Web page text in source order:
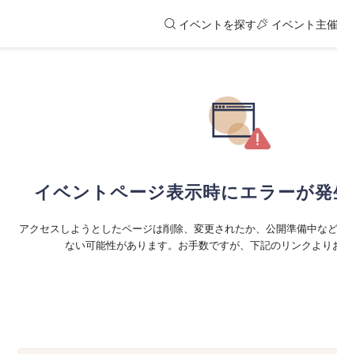
イベントを探す イベント主
イベントページ表示時にエラーが発
アクセスしようとしたページは削除、変更されたか、公開準備中な
ない可能性があります。お手数ですが、下記のリンクより